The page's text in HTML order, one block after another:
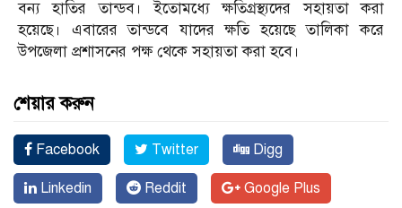
বন্য হাতির তান্ডব। ইতোমধ্যে ক্ষতিগ্রস্থ্যদের সহায়তা করা
হয়েছে। এবারের তান্ডবে যাদের ক্ষতি হয়েছে তালিকা করে
উপজেলা প্রশাসনের পক্ষ থেকে সহায়তা করা হবে।
শেয়ার করুন
Facebook Twitter Digg
Linkedin Reddit Google Plus